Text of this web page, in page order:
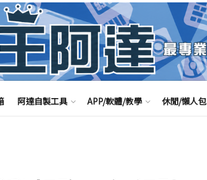
阿達自製工具 APP/軟體/教學 休閒/懶人包